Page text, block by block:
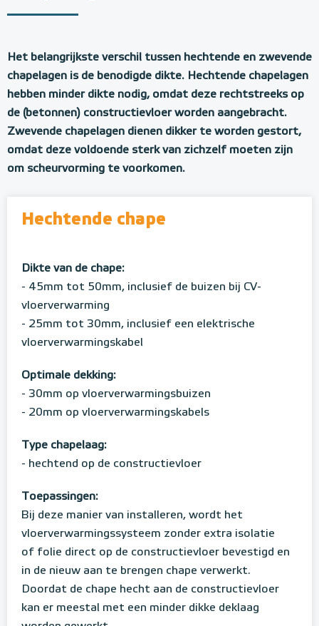
Het belangrijkste verschil tussen hechtende en zwevende
chapelagen is de benodigde dikte. Hechtende chapelagen
hebben minder dikte nodig, omdat deze rechtstreeks op
de (betonnen) constructievloer worden aangebracht.
Zwevende chapelagen dienen dikker te worden gestort,
omdat deze voldoende sterk van zichzelf moeten zijn
om scheurvorming te voorkomen.
Hechtende chape
Dikte van de chape:
- 45mm tot 50mm, inclusief de buizen bij CV-
vloerverwarming
- 25mm tot 30mm, inclusief een elektrische
vloerverwarmingskabel
Optimale dekking:
- 30mm op vloerverwarmingsbuizen
- 20mm op vloerverwarmingskabels
Type chapelaag:
- hechtend op de constructievloer
Toepassingen:
Bij deze manier van installeren, wordt het
vloerverwarmingssysteem zonder extra isolatie
of folie direct op de constructievloer bevestigd en
in de nieuw aan te brengen chape verwerkt.
Doordat de chape hecht aan de constructievloer
kan er meestal met een minder dikke deklaag